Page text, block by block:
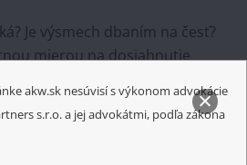
akw.sk nesúvisí s výkonom advokácie
s.r.o. a jej advokátmi, podľa zákona
Je výsmech dbaním na česť?
mierou na dosiahnutie
Určite existujú povolania,
úkor iných pri nerešpektovaní